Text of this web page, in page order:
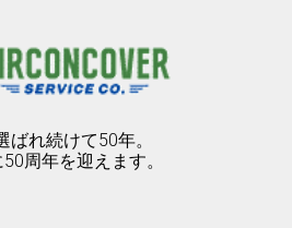
b
e
g
r
a
ばれ続けて50年。
周年を迎えます。